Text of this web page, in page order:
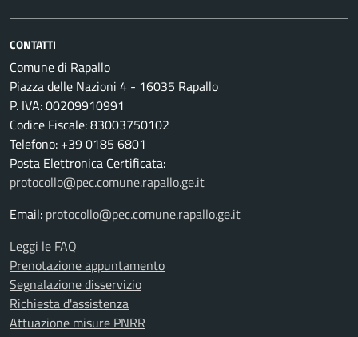
CONTATTI
Comune di Rapallo
Piazza delle Nazioni 4 - 16035 Rapallo
P. IVA: 00209910991
Codice Fiscale: 83003750102
Telefono: +39 0185 6801
Posta Elettronica Certificata:
protocollo@pec.comune.rapallo.ge.it
Email: protocollo@pec.comune.rapallo.ge.it
Leggi le FAQ
Prenotazione appuntamento
Segnalazione disservizio
Richiesta d'assistenza
Attuazione misure PNRR